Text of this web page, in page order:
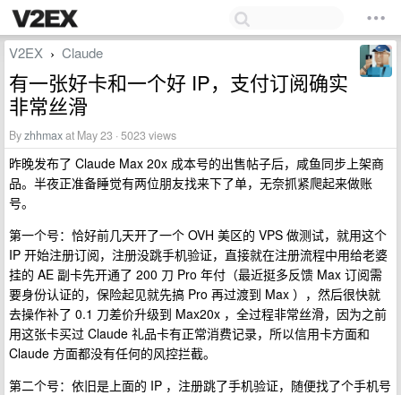
V2EX › Claude
有一张好卡和一个好 IP，支付订阅确实
非常丝滑
Byzhhmaxat May 23 · 5023 views
昨晚发布了 Claude Max 20x 成本号的出售帖子后，咸鱼同步上架商
品。半夜正准备睡觉有两位朋友找来下了单，无奈抓紧爬起来做账
号。
第一个号：恰好前几天开了一个 OVH 美区的 VPS 做测试，就用这个
IP 开始注册订阅，注册没跳手机验证，直接就在注册流程中用给老婆
挂的 AE 副卡先开通了 200 刀 Pro 年付（最近挺多反馈 Max 订阅需
要身份认证的，保险起见就先搞 Pro 再过渡到 Max ），然后很快就
去操作补了 0.1 刀差价升级到 Max20x ，全过程非常丝滑，因为之前
用这张卡买过 Claude 礼品卡有正常消费记录，所以信用卡方面和
Claude 方面都没有任何的风控拦截。
第二个号：依旧是上面的 IP ，注册跳了手机验证，随便找了个手机号